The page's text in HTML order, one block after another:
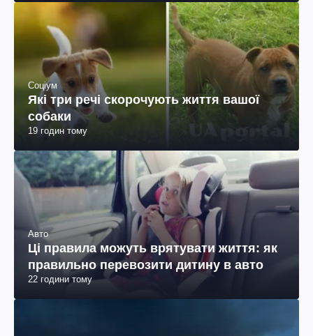
Соціум
Які три речі скорочують життя вашої
собаки
19 годин тому
Авто
Ці правила можуть врятувати життя: як
правильно перевозити дитину в авто
22 години тому